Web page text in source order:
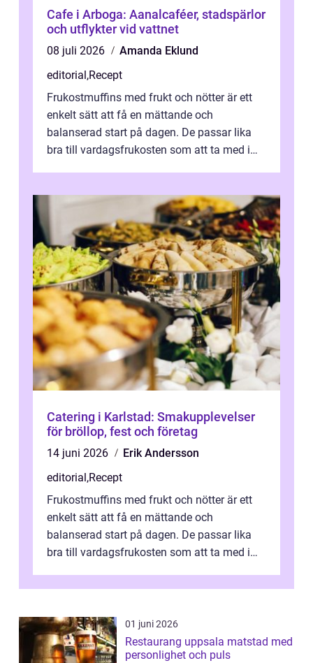
Cafe i Arboga: Aanalcaféer, stadspärlor
och utflykter vid vattnet
08 juli 2026
Amanda Eklund
editorial,Recept
Frukostmuffins med frukt och nötter är ett
enkelt sätt att få en mättande och
balanserad start på dagen. De passar lika
bra till vardagsfrukosten som att ta med i
Catering i Karlstad: Smakupplevelser
för bröllop, fest och företag
14 juni 2026
Erik Andersson
editorial,Recept
Frukostmuffins med frukt och nötter är ett
enkelt sätt att få en mättande och
balanserad start på dagen. De passar lika
bra till vardagsfrukosten som att ta med i
01 juni 2026
Restaurang uppsala matstad med
personlighet och puls